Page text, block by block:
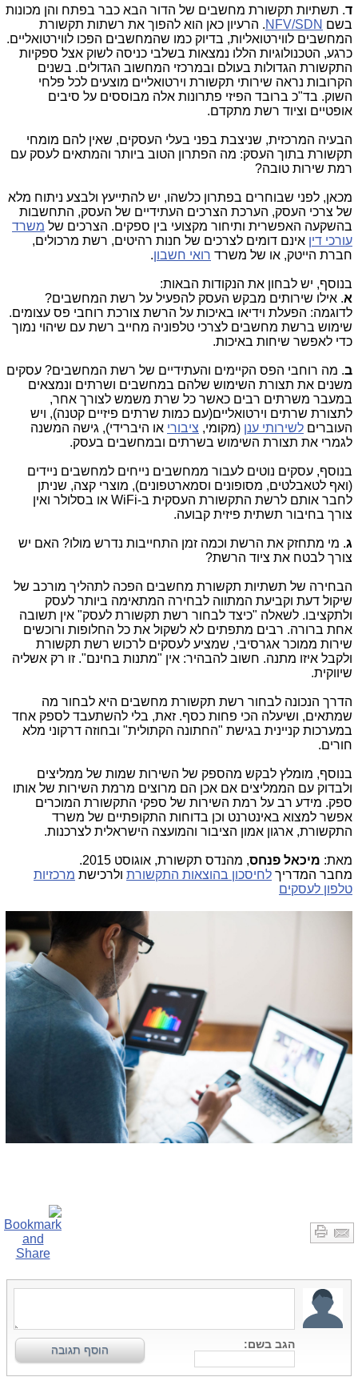
ד. תשתיות תקשורת מחשבים של הדור הבא כבר בפתח והן מכונות
בשם NFV/SDN. הרעיון כאן הוא להפוך את רשתות תקשורת
המחשבים לווירטואליות, בדיוק כמו שהמחשבים הפכו לווירטואליים.
כרגע, הטכנולוגיות הללו נמצאות בשלבי כניסה לשוק אצל ספקיות
התקשורת הגדולות בעולם ובמרכזי המחשוב הגדולים. בשנים
הקרובות נראה שירותי תקשורת וירטואליים מוצעים לכל פלחי
השוק. בד"כ ברובד הפיזי פתרונות אלה מבוססים על סיבים
אופטיים וציוד רשת מתקדם.
הבעיה המרכזית, שניצבת בפני בעלי העסקים, שאין להם מומחי
תקשורת בתוך העסק: מה הפתרון הטוב ביותר והמתאים לעסק עם
רמת שירות טובה?
מכאן, לפני שבוחרים בפתרון כלשהו, יש להתייעץ ולבצע ניתוח מלא
של צרכי העסק, הערכת הצרכים העתידיים של העסק, התחשבות
בהשקעה האפשרית ותיחור מקצועי בין ספקים. הצרכים של משרד
עורכי דין אינם דומים לצרכים של חנות רהיטים, רשת מרכולים,
חברת הייטק, או של משרד רואי חשבון.
בנוסף, יש לבחון את הנקודות הבאות:
א. אילו שירותים מבקש העסק להפעיל על רשת המחשבים?
לדוגמה: הפעלת וידיאו באיכות על הרשת צורכת רוחבי פס עצומים.
שימוש ברשת מחשבים לצרכי טלפוניה מחייב רשת עם שיהוי נמוך
כדי לאפשר שיחות באיכות.
ב. מה רוחבי הפס הקיימים והעתידיים של רשת המחשבים? עסקים
משנים את תצורת השימוש שלהם במחשבים ושרתים ונמצאים
במעבר משרתים רבים כאשר כל שרת משמש לצורך אחר,
לתצורת שרתים וירטואליים(עם כמות שרתים פיזיים קטנה), ויש
העוברים לשירותי ענן (מקומי, ציבורי או היברידי), גישה המשנה
לגמרי את תצורת השימוש בשרתים ובמחשבים בעסק.
בנוסף, עסקים נוטים לעבור ממחשבים נייחים למחשבים ניידים
(ואף לטאבלטים, מסופונים וסמארטפונים), מוצרי קצה, שניתן
לחבר אותם לרשת התקשורת העסקית ב-WiFi או בסלולר ואין
צורך בחיבור תשתית פיזית קבועה.
ג. מי מתחזק את הרשת וכמה זמן התחייבות נדרש מולו? האם יש
צורך לבטח את ציוד הרשת?
הבחירה של תשתיות תקשורת מחשבים הפכה לתהליך מורכב של
שיקול דעת וקביעת המתווה לבחירה המתאימה ביותר לעסק
ולתקציבו. לשאלה "כיצד לבחור רשת תקשורת לעסק" אין תשובה
אחת ברורה. רבים מתפתים לא לשקול את כל החלופות ורוכשים
שירות ממוכר אגרסיבי, שמציע לעסקים לרכוש רשת תקשורת
ולקבל איזו מתנה. חשוב להבהיר: אין "מתנות בחינם". זו רק אשליה
שיווקית.
הדרך הנכונה לבחור רשת תקשורת מחשבים היא לבחור מה
שמתאים, ושיעלה הכי פחות כסף. זאת, בלי להשתעבד לספק אחד
במערכות קניינית בגישת "החתונה הקתולית" ובחוזה דרקוני מלא
חורים.
בנוסף, מומלץ לבקש מהספק של השירות שמות של ממליצים
ולבדוק עם הממליצים אם אכן הם מרוצים מרמת השירות של אותו
ספק. מידע רב על רמת השירות של ספקי התקשורת המוכרים
אפשר למצוא באינטרנט וכן בדוחות התקופתיים של משרד
התקשורת, ארגון אמון הציבור והמועצה הישראלית לצרכנות.
מאת: מיכאל פנחס, מהנדס תקשורת, אוגוסט 2015.
מחבר המדריך לחיסכון בהוצאות התקשורת ולרכישת מרכזיות
טלפון לעסקים